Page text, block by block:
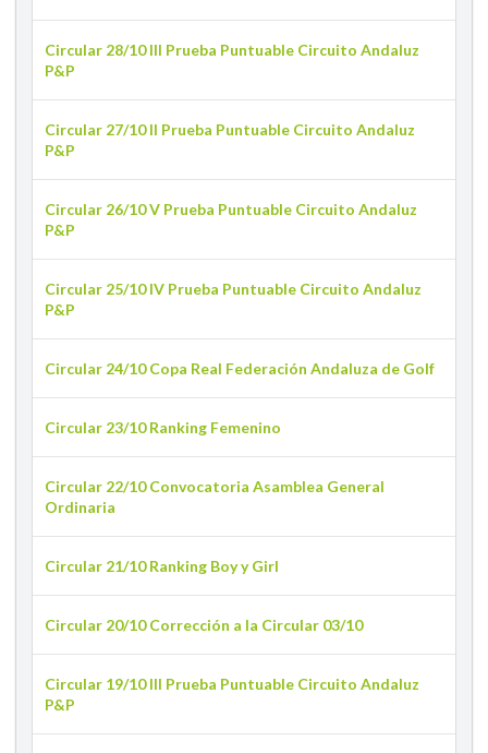
Circular 28/10 III Prueba Puntuable Circuito Andaluz
P&P
Circular 27/10 II Prueba Puntuable Circuito Andaluz
P&P
Circular 26/10 V Prueba Puntuable Circuito Andaluz
P&P
Circular 25/10 IV Prueba Puntuable Circuito Andaluz
P&P
Circular 24/10 Copa Real Federación Andaluza de Golf
Circular 23/10 Ranking Femenino
Circular 22/10 Convocatoria Asamblea General
Ordinaria
Circular 21/10 Ranking Boy y Girl
Circular 20/10 Corrección a la Circular 03/10
Circular 19/10 III Prueba Puntuable Circuito Andaluz
P&P